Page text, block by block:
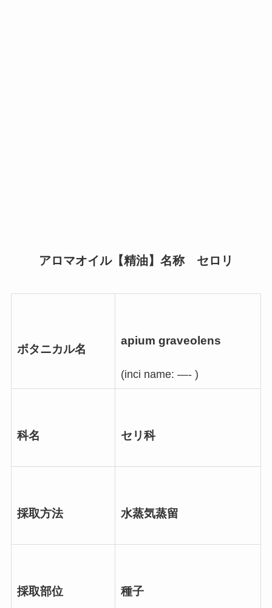
アロマオイル【精油】名称 セロリ
ボタニカル名
apium graveolens
(inci name: —- )
科名 セリ科
採取方法 水蒸気蒸留
採取部位 種子